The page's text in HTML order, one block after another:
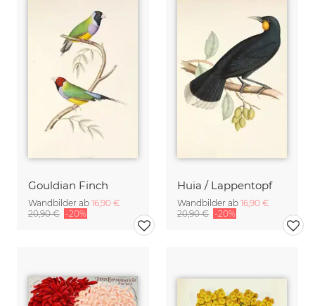
Gouldian Finch
Wandbilder ab 16,90 €
20,90 € -20%
Huia / Lappentopf
Wandbilder ab 16,90 €
20,90 € -20%